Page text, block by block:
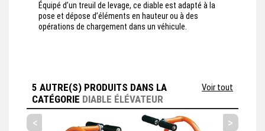
Équipé d’un treuil de levage, ce diable est adapté à la
pose et dépose d’éléments en hauteur ou à des
opérations de chargement dans un véhicule.
5 AUTRE(S) PRODUITS DANS LA
CATÉGORIE DIABLE ÉLÉVATEUR
Voir tout
< >